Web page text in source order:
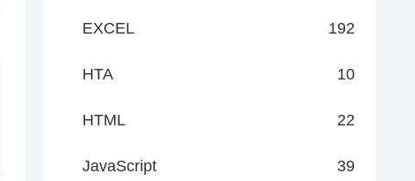
EXCEL 192
HTA 10
HTML 22
JavaScript 39